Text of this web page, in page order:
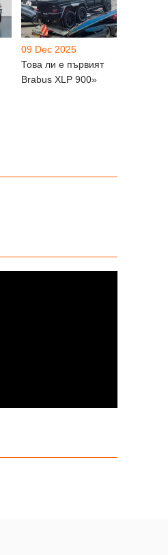
09 Dec 2025
Това ли е първият
Brabus XLP 900»